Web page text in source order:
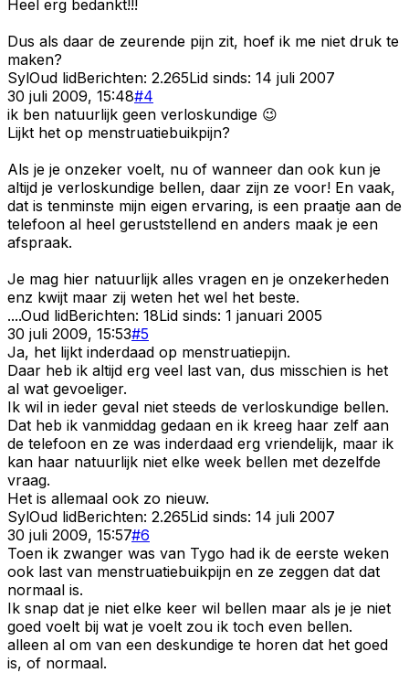
Heel erg bedankt!!!
Dus als daar de zeurende pijn zit, hoef ik me niet druk te
maken?
SylOud lidBerichten: 2.265Lid sinds: 14 juli 2007
30 juli 2009, 15:48#4
ik ben natuurlijk geen verloskundige 😉
Lijkt het op menstruatiebuikpijn?
Als je je onzeker voelt, nu of wanneer dan ook kun je
altijd je verloskundige bellen, daar zijn ze voor! En vaak,
dat is tenminste mijn eigen ervaring, is een praatje aan de
telefoon al heel geruststellend en anders maak je een
afspraak.
Je mag hier natuurlijk alles vragen en je onzekerheden
enz kwijt maar zij weten het wel het beste.
....Oud lidBerichten: 18Lid sinds: 1 januari 2005
30 juli 2009, 15:53#5
Ja, het lijkt inderdaad op menstruatiepijn.
Daar heb ik altijd erg veel last van, dus misschien is het
al wat gevoeliger.
Ik wil in ieder geval niet steeds de verloskundige bellen.
Dat heb ik vanmiddag gedaan en ik kreeg haar zelf aan
de telefoon en ze was inderdaad erg vriendelijk, maar ik
kan haar natuurlijk niet elke week bellen met dezelfde
vraag.
Het is allemaal ook zo nieuw.
SylOud lidBerichten: 2.265Lid sinds: 14 juli 2007
30 juli 2009, 15:57#6
Toen ik zwanger was van Tygo had ik de eerste weken
ook last van menstruatiebuikpijn en ze zeggen dat dat
normaal is.
Ik snap dat je niet elke keer wil bellen maar als je je niet
goed voelt bij wat je voelt zou ik toch even bellen.
alleen al om van een deskundige te horen dat het goed
is, of normaal.